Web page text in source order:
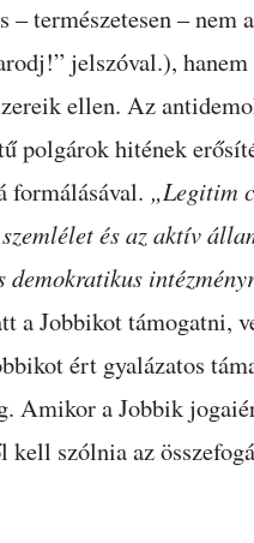
– természetesen –
jelszóval.),
ellen. Az
polgárok hitének
formálásával. „Legitim
és az aktív
demokratikus
a Jobbikot támogatni,
ért gyalázatos
Amikor a Jobbik
szólnia az